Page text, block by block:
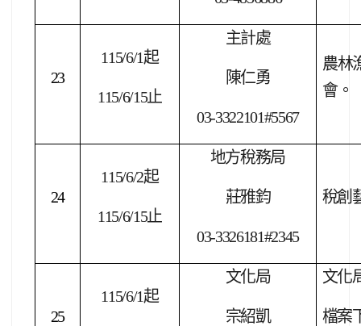
23
115/6/1起
115/6/15止
主計處
陳仁勇
03-3322101#5567
農林
會。
24
115/6/2起
115/6/15止
地方稅務局
莊雅鈞
03-3326181#2345
稅創
25
115/6/1起
文化局
宗紹凱
文化
檔案